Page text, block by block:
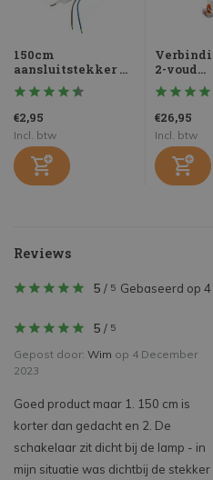
150cm
aansluitstekker ...
€2,95
Incl. btw
2-voud...
€26,95
Incl. btw
Reviews
5 / 5 Gebaseerd op
5 / 5
Gepost door: Wim op 4 December
2023
Goed product maar 1. 150 cm is
korter dan gedacht en 2. De
schakelaar zit dicht bij de lamp - in
mijn situatie was dichtbij de stekker